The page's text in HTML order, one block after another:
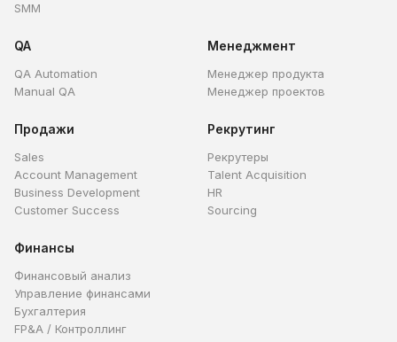
SMM
QA
QA Automation
Manual QA
Менеджмент
Менеджер продукта
Менеджер проектов
Продажи
Sales
Account Management
Business Development
Customer Success
Рекрутинг
Рекрутеры
Talent Acquisition
HR
Sourcing
Финансы
Финансовый анализ
Управление финансами
Бухгалтерия
FP&A / Контроллинг